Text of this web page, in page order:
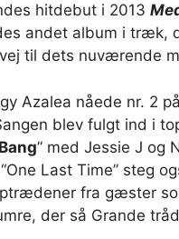
hitdebut i 2013
andet album i træk,
til dets nuværende
Azalea nåede nr. 2
blev fulgt ind i
” med Jessie J og
Last Time” steg
fra gæster
der så Grande